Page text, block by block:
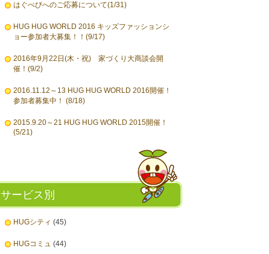
はぐべびへのご応募について(1/31)
HUG HUG WORLD 2016 キッズファッションシ
ョー参加者大募集！！(9/17)
2016年9月22日(木・祝) 家づくり大商談会開
催！(9/2)
2016.11.12～13 HUG HUG WORLD 2016開催！
参加者募集中！ (8/18)
2015.9.20～21 HUG HUG WORLD 2015開催！
(5/21)
サービス別
HUGシティ (45)
HUGコミュ (44)